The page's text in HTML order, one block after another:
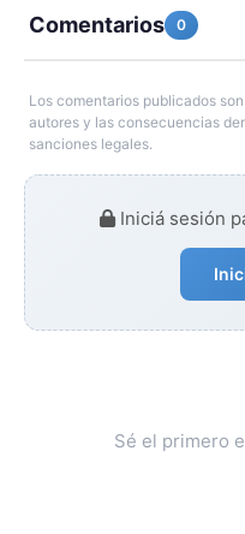
Comentarios 0
Los comentarios publicados
autores y las consecuencias
sanciones legales.
Iniciá sesión
Sé el primero